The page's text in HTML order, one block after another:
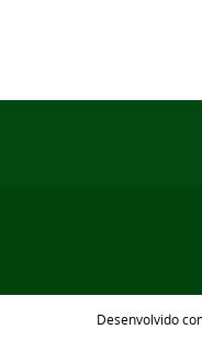
Desenvolvido